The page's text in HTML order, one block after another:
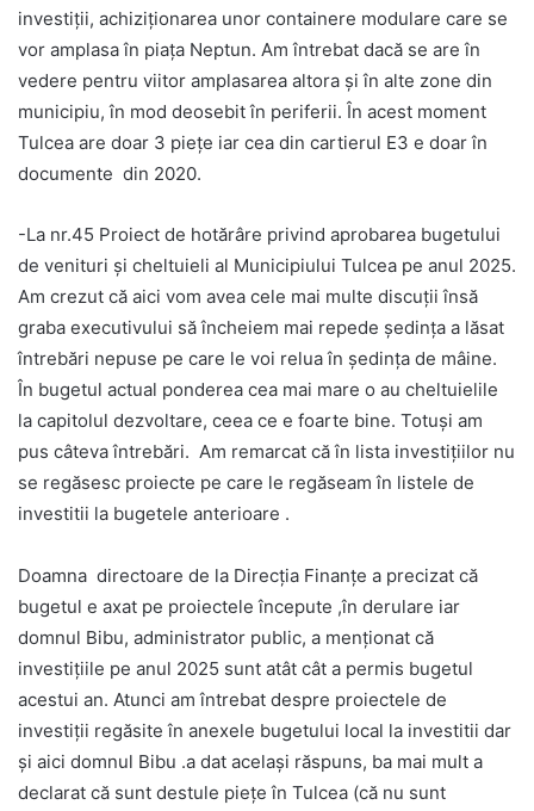
investiții, achiziționarea unor containere modulare care se
vor amplasa în piața Neptun. Am întrebat dacă se are în
vedere pentru viitor amplasarea altora și în alte zone din
municipiu, în mod deosebit în periferii. În acest moment
Tulcea are doar 3 piețe iar cea din cartierul E3 e doar în
documente din 2020.
-La nr.45 Proiect de hotărâre privind aprobarea bugetului
de venituri și cheltuieli al Municipiului Tulcea pe anul 2025.
Am crezut că aici vom avea cele mai multe discuții însă
graba executivului să încheiem mai repede ședința a lăsat
întrebări nepuse pe care le voi relua în ședința de mâine.
În bugetul actual ponderea cea mai mare o au cheltuielile
la capitolul dezvoltare, ceea ce e foarte bine. Totuși am
pus câteva întrebări. Am remarcat că în lista investițiilor nu
se regăsesc proiecte pe care le regăseam în listele de
investitii la bugetele anterioare .
Doamna directoare de la Direcția Finanțe a precizat că
bugetul e axat pe proiectele începute ,în derulare iar
domnul Bibu, administrator public, a menționat că
investițiile pe anul 2025 sunt atât cât a permis bugetul
acestui an. Atunci am întrebat despre proiectele de
investiții regăsite în anexele bugetului local la investitii dar
și aici domnul Bibu .a dat același răspuns, ba mai mult a
declarat că sunt destule piețe în Tulcea (că nu sunt